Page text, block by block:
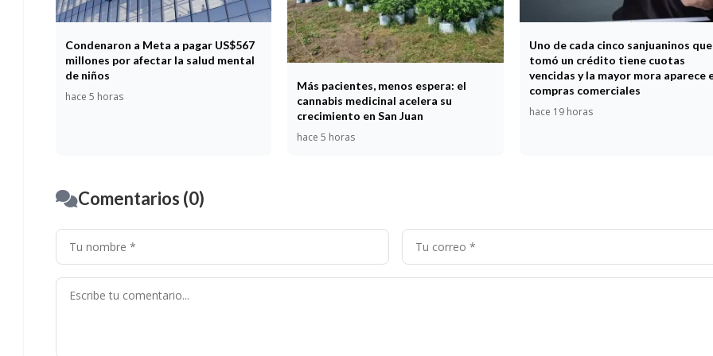
Condenaron a Meta a pagar US$567
millones por afectar la salud mental
de niños
hace 5 horas
Más pacientes, menos espera: el
cannabis medicinal acelera su
crecimiento en San Juan
hace 5 horas
Uno de cada cinco sanjuaninos que
tomó un crédito tiene cuotas
vencidas y la mayor mora aparece
compras comerciales
hace 19 horas
Comentarios (0)